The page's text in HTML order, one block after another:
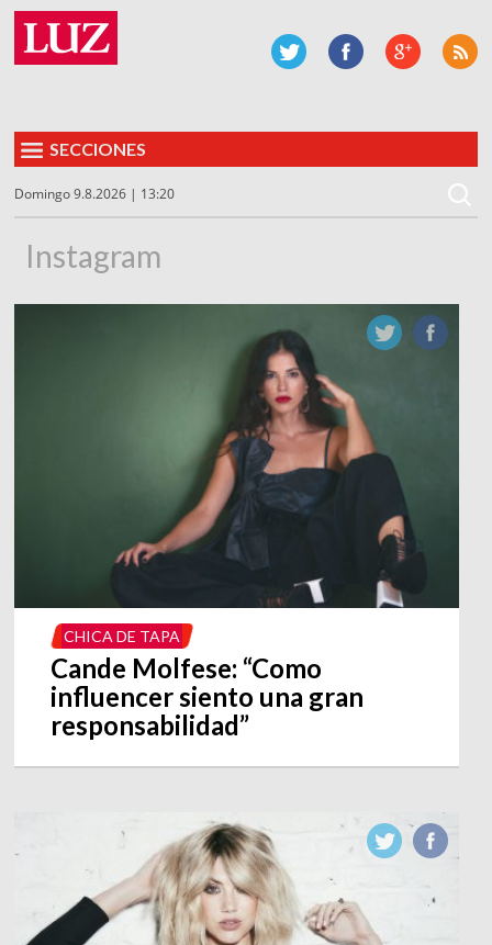
SECCIONES
Domingo 9.8.2026 | 13:20
Instagram
CHICA DE TAPA
Cande Molfese: “Como
influencer siento una gran
responsabilidad”